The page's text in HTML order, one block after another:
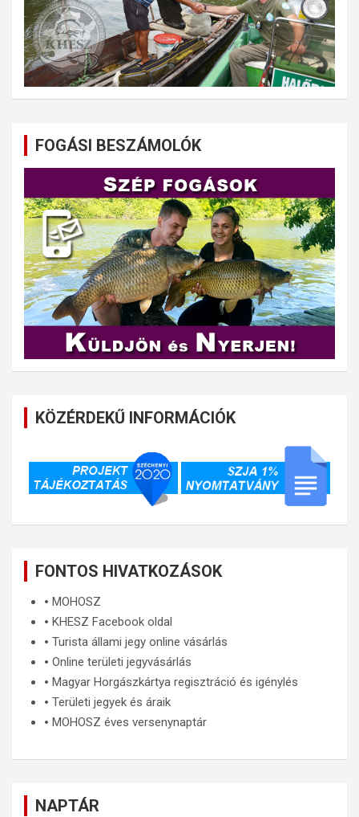
FOGÁSI BESZÁMOLÓK
KÖZÉRDEKŰ INFORMÁCIÓK
FONTOS HIVATKOZÁSOK
🞄 MOHOSZ
🞄 KHESZ Facebook oldal
🞄 Turista állami jegy online vásárlás
🞄 Online területi jegyvásárlás
🞄 Magyar Horgászkártya regisztráció és igénylés
🞄 Területi jegyek és áraik
🞄 MOHOSZ éves versenynaptár
NAPTÁR